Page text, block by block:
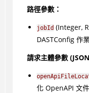
路徑參數：
jobId(Integer,
DASTConfig 作
請求主體參數
化 OpenAPI 文件